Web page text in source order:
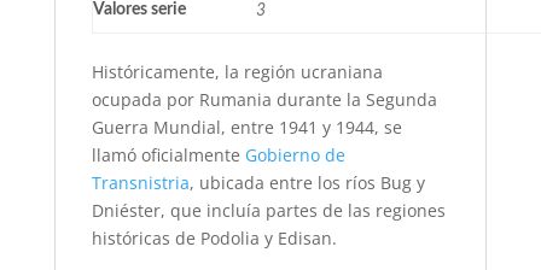
Valores serie 3
Históricamente, la región ucraniana
ocupada por Rumania durante la Segunda
Guerra Mundial, entre 1941 y 1944, se
llamó oficialmente Gobierno de
Transnistria, ubicada entre los ríos Bug y
Dniéster, que incluía partes de las regiones
históricas de Podolia y Edisan.